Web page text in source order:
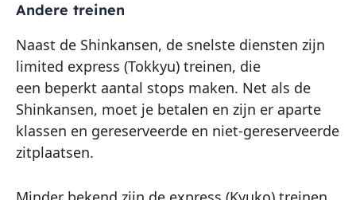
Andere treinen
Naast de Shinkansen, de snelste diensten zijn
limited express (Tokkyu) treinen, die
een beperkt aantal stops maken. Net als de
Shinkansen, moet je betalen en zijn er aparte
klassen en gereserveerde en niet-gereserveerde
zitplaatsen.